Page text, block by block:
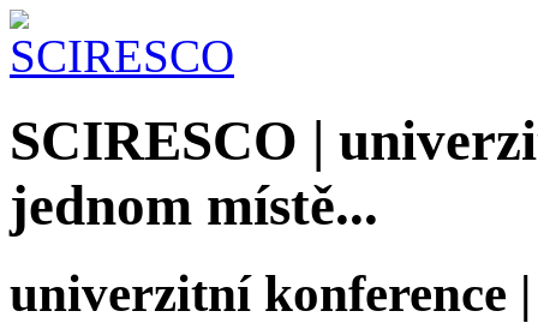
SCIRESCO |
jednom místě...
univerzitní konference